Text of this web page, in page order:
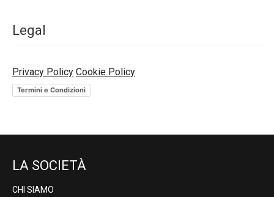
Legal
Privacy Policy Cookie Policy
Termini e Condizioni
LA SOCIETÀ
CHI SIAMO